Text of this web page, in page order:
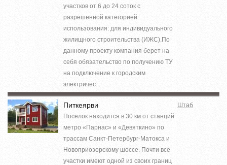
участков от 6 до 24 соток с
разрешенной категорией
использования: для индивидуального
жилищного строительства (ИЖС).По
данному проекту компания берет на
себя обязательство по получению ТУ
на подключение к городским
электричес...
Питкеярви
Поселок находится в 30 км от станций
метро «Парнас» и «Девяткино» по
трассам Санкт-Петербург-Матокса и
Новоприозерскому шоссе. Почти все
участки имеют одной из своих границ
Штаб